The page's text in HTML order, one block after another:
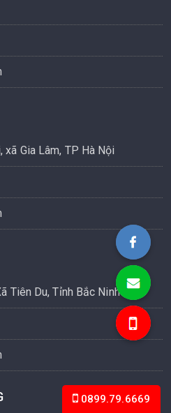
Gia Lâm, TP Hà Nội
Tiên Du, Tỉnh Bắc Ninh
0899.79.6669
Bất Động Sản